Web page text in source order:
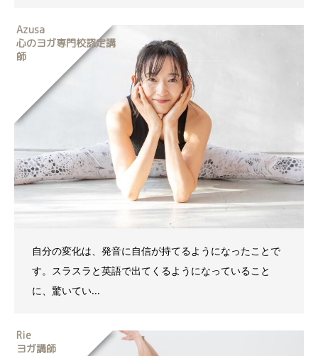
Azusa
心のヨガ専門校認定講
師
自分の変化は、発音に自信が持てるようになったことで
す。スラスラと英語で出てくるようになっていること
に、驚いてい...
Rie
ヨガ講師